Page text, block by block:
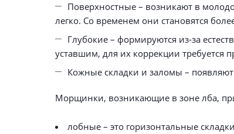
Поверхностные – возникают в
легко. Со временем они становятся
Глубокие – формируются из-за
уставшим, для их коррекции требуется
Кожные складки и заломы –
Морщинки, возникающие в зоне лба,
лобные – это горизонтальные